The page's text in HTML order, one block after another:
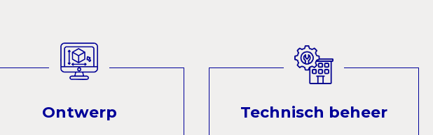
Ontwerp Technisch beheer